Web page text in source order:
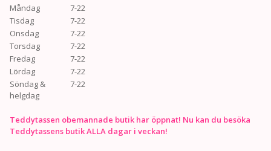
Måndag
7-22
Tisdag
7-22
Onsdag
7-22
Torsdag
7-22
Fredag
7-22
Lördag
7-22
Söndag &
helgdag
7-22
Teddytassen obemannade butik har öppnat! Nu kan du besöka
Teddytassens butik ALLA dagar i veckan!